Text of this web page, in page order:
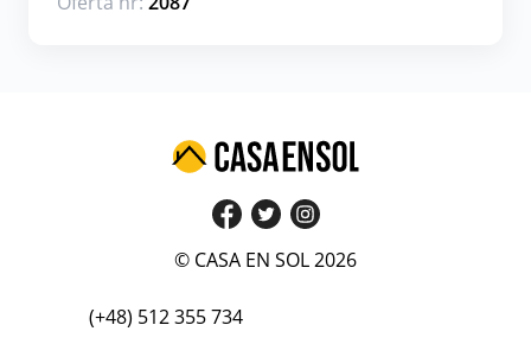
© CASA EN SOL 2026
(+48) 512 355 734